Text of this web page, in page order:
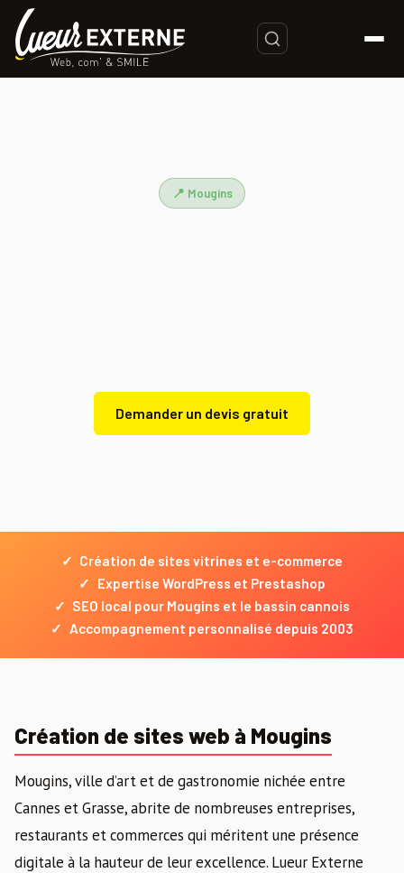
📍 Mougins
Demander un devis gratuit
✓ Création de sites vitrines et e-commerce
✓
Expertise WordPress et Prestashop
✓ SEO local pour Mougins et le bassin cannois
✓ Accompagnement personnalisé depuis 2003
Création de sites web à Mougins
Mougins, ville d’art et de gastronomie nichée entre
Cannes et Grasse, abrite de nombreuses entreprises,
restaurants et commerces qui méritent une présence
digitale à la hauteur de leur excellence. Lueur Externe